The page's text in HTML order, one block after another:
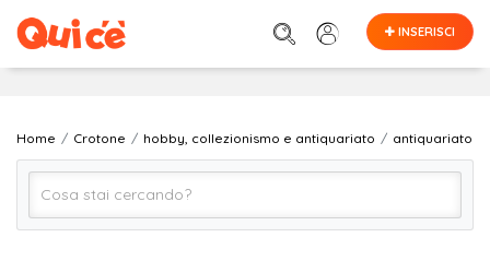
INSERISCI
Home Crotone hobby, collezionismo e antiquariato antiquariato